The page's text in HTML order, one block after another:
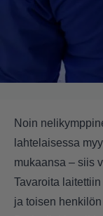
Noin
lahtelaisessa
mukaansa – siis
Tavaroita
ja toisen